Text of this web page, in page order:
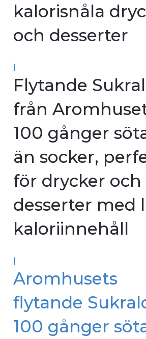
kalorisnåla
och desserter
|
Flytande
från
100 gånger
än socker,
för drycker och
desserter med
kaloriinnehåll
|
Aromhusets
flytande
100 gånger